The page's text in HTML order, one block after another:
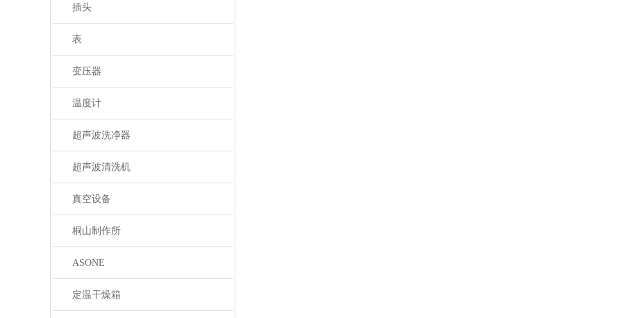
插头
表
变压器
温度计
超声波洗净器
超声波清洗机
真空设备
桐山制作所
ASONE
定温干燥箱